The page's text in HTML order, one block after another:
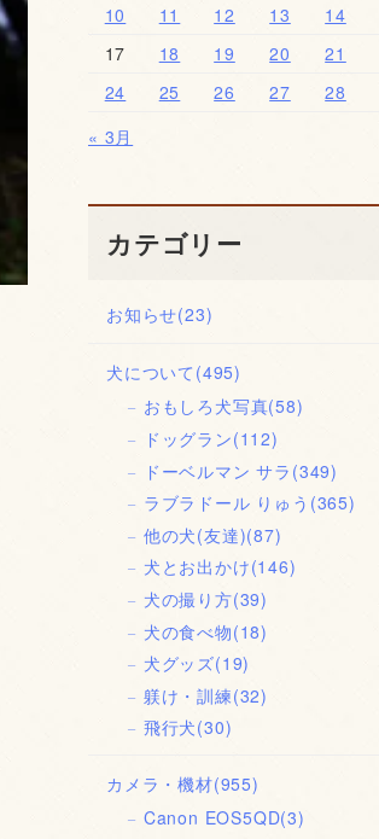
10
11 12 13 14
17
18 19 20 21
24
25 26 27 28
« 3月
カテゴリー
お知らせ(23)
犬について (495)
おもしろ犬写真(58)
ドッグラン(112)
ドーベルマン サラ (349)
ラブラドール りゅう (365)
他の犬(友達)(87)
犬とお出かけ(146)
犬の撮り方(39)
犬の食べ物(18)
犬グッズ(19)
躾け・訓練(32)
飛行犬(30)
カメラ・機材(955)
Canon EOS5QD(3)